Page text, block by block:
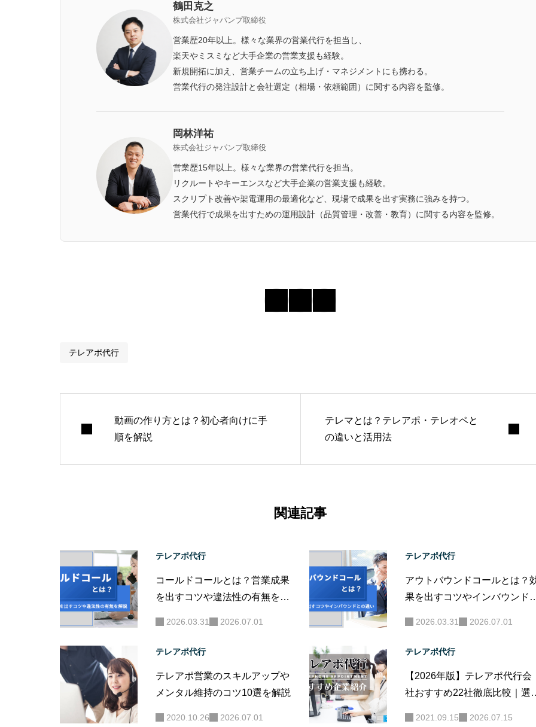
鶴田克之
株式会社ジャパンプ取締役
営業歴20年以上。様々な業界の営業代行を担当し、
楽天やミスミなど大手企業の営業支援も経験。
新規開拓に加え、営業チームの立ち上げ・マネジメントにも携わる。
営業代行の発注設計と会社選定（相場・依頼範囲）に関する内容を監修。
岡林洋祐
株式会社ジャパンプ取締役
営業歴15年以上。様々な業界の営業代行を担当。
リクルートやキーエンスなど大手企業の営業支援も経験。
スクリプト改善や架電運用の最適化など、現場で成果を出す実務に強みを持つ。
営業代行で成果を出すための運用設計（品質管理・改善・教育）に関する内容を監修。
テレアポ代行
動画の作り方とは？初心者向けに手
順を解説
テレマとは？テレアポ・テレオペと
の違いと活用法
関連記事
テレアポ代行
コールドコールとは？営業成果
を出すコツや違法性の有無を解
2026.03.31 2026.07.01
テレアポ代行
アウトバウンドコールとは？
果を出すコツやインバウンド
2026.03.31 2026.07.01
テレアポ代行
テレアポ営業のスキルアップや
メンタル維持のコツ10選を解説
2020.10.26 2026.07.01
テレアポ代行
【2026年版】テレアポ代行会
社おすすめ22社徹底比較｜選
2021.09.15 2026.07.15